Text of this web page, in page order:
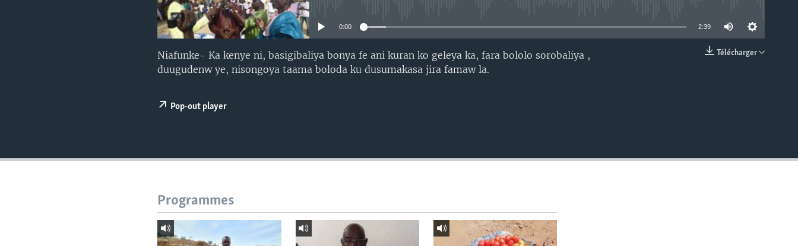
0:00 2:39
Télécharger
Niafunke- Ka kenye ni, basigibaliya bonya fe ani kuran ko geleya ka, fara bololo sorobaliya ,
duugudenw ye, nisongoya taama boloda ku dusumakasa jira famaw la.
Pop-out player
Programmes